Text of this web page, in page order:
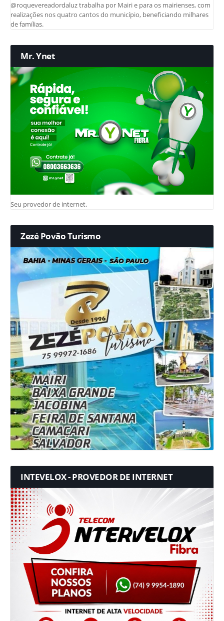
@roquevereadordaluz trabalha por Mairi e para os mairienses, com
realizações nos quatro cantos do município, beneficiando milhares
de famílias.
Mr. Ynet
Seu provedor de internet.
Zezé Povão Turismo
INTEVELOX - PROVEDOR DE INTERNET